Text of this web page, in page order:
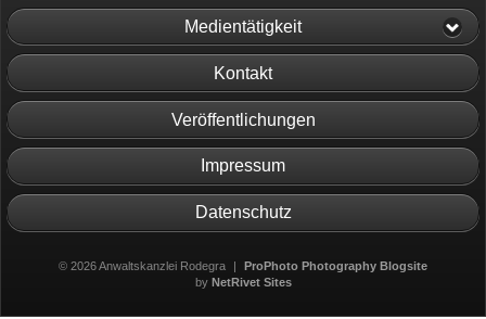
Medientätigkeit
Kontakt
Veröffentlichungen
Impressum
Datenschutz
© 2026 Anwaltskanzlei Rodegra |
ProPhoto Photography Blogsite
by NetRivet Sites